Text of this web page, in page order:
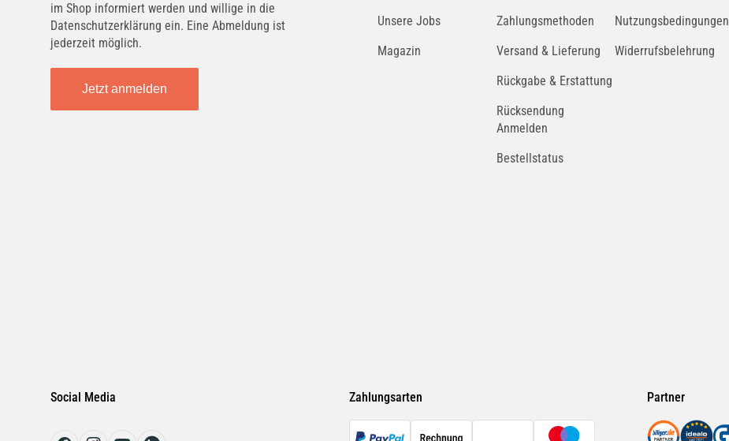
im Shop informiert werden und willige in die
Datenschutzerklärung ein. Eine Abmeldung ist
jederzeit möglich.
Jetzt anmelden
Unsere Jobs
Magazin
Zahlungsmethoden
Versand & Lieferung
Rückgabe & Erstattung
Rücksendung
Anmelden
Bestellstatus
Nutzungsbedingungen
Widerrufsbelehrung
Social Media Zahlungsarten Partner